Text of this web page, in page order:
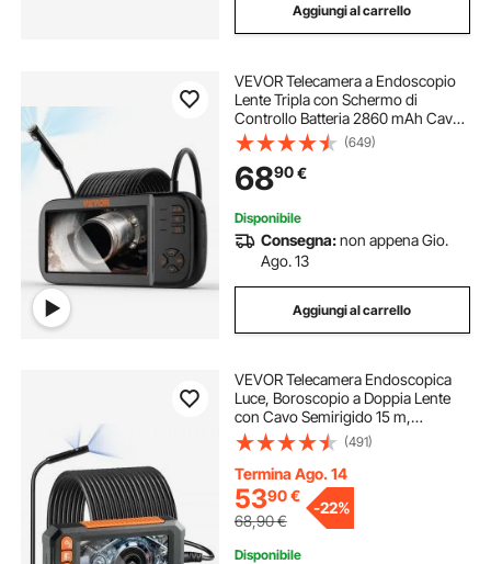
Aggiungi al carrello
VEVOR Telecamera a Endoscopio
Lente Tripla con Schermo di
Controllo Batteria 2860 mAh Cavo
5m, Telecamera di Ispezione a
Endoscopio Obiettivo Rotante Lente
Sostituibile Risoluzione 1920x1080
Portatile
(649)
6890€
Disponibile
Consegna:non appena Gio.
Ago. 13
Aggiungi al carrello
VEVOR Telecamera Endoscopica
Luce, Boroscopio a Doppia Lente
con Cavo Semirigido 15 m,
Schermo 109 mm 1080P Luci LED
Zoom 4X, Telecamera a Serpente
Impermeabile IP67, Idraulica
Telecamera Ispezione
(491)
Termina Ago. 14
5390€
68,90€
-22%
Disponibile